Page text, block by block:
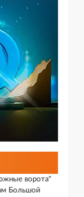
ворота"
Большой